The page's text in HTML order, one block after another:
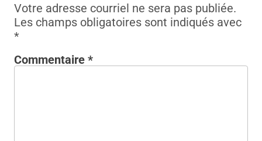
Votre adresse courriel ne sera pas publiée.
Les champs obligatoires sont indiqués avec
*
Commentaire *